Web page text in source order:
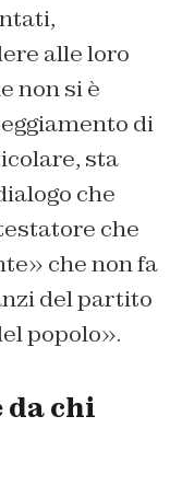
alle loro
non si è
di
sta
che
che
che non fa
del partito
popolo».
da chi